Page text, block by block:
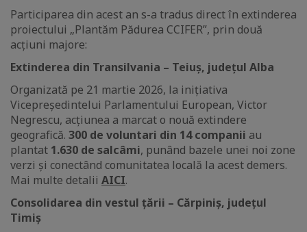
Participarea din acest an s-a tradus direct în extinderea
proiectului „Plantăm Pădurea CCIFER”, prin două
acțiuni majore:
Extinderea din Transilvania – Teiuș, județul Alba
Organizată pe 21 martie 2026, la inițiativa
Vicepreședintelui Parlamentului European, Victor
Negrescu, acțiunea a marcat o nouă extindere
geografică. 300 de voluntari din 14 companii au
plantat 1.630 de salcâmi, punând bazele unei noi zone
verzi și conectând comunitatea locală la acest demers.
Mai multe detalii AICI.
Consolidarea din vestul țării – Cărpiniș, județul
Timiș